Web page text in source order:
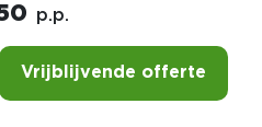
p.p.
Vrijblijvende offerte